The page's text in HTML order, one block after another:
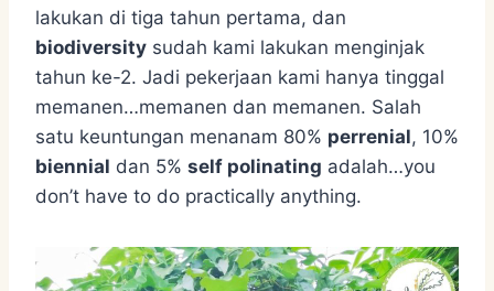
lakukan di tiga tahun pertama, dan
biodiversity sudah kami lakukan menginjak
tahun ke-2. Jadi pekerjaan kami hanya tinggal
memanen…memanen dan memanen. Salah
satu keuntungan menanam 80% perrenial, 10%
biennial dan 5% self polinating adalah…you
don’t have to do practically anything.